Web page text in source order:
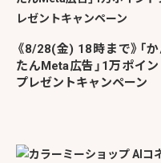
《8/28(金) 18時まで》「
たんMeta広告」1万ポイン
プレゼントキャンペーン